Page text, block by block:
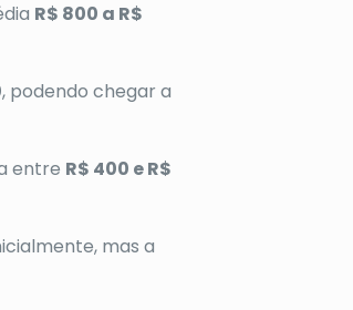
R$ 800 a R$
, podendo chegar a
entre R$ 400 e R$
mas a